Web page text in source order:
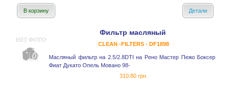
В корзину Детали
Фильтр масляный
CLEAN -FILTERS - DF1898
Масляный фильтр на 2.5/2.8DTI на Рено Мастер Пежо Боксер
Фиат Дукато Опель Мовано 98-
310.80 грн.